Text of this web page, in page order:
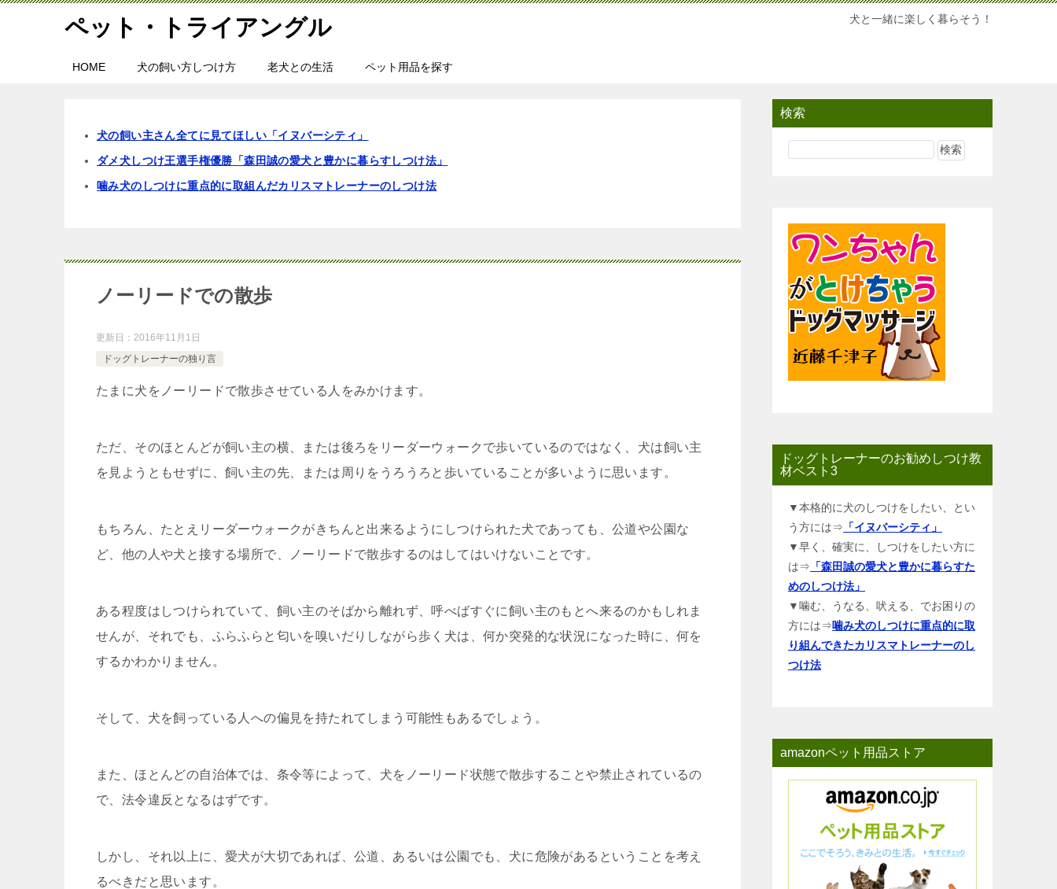
ペット・トライアングル 犬と一緒に楽しく暮らそう！
HOME 犬の飼い方しつけ方 老犬との生活 ペット用品を探す
犬の飼い主さん全てに見てほしい「イヌバーシティ」
ダメ犬しつけ王選手権優勝「森田誠の愛犬と豊かに暮らすしつけ法」
噛み犬のしつけに重点的に取組んだカリスマトレーナーのしつけ法
ノーリードでの散歩
更新日： 2016年11月1日
ドッグトレーナーの独り言
たまに犬をノーリードで散歩させている人をみかけます。
ただ、そのほとんどが飼い主の横、または後ろをリーダーウォークで歩いているのではなく、犬は飼い主
を見ようともせずに、飼い主の先、または周りをうろうろと歩いていることが多いように思います。
もちろん、たとえリーダーウォークがきちんと出来るようにしつけられた犬であっても、公道や公園な
ど、他の人や犬と接する場所で、ノーリードで散歩するのはしてはいけないことです。
ある程度はしつけられていて、飼い主のそばから離れず、呼べばすぐに飼い主のもとへ来るのかもしれま
せんが、それでも、ふらふらと匂いを嗅いだりしながら歩く犬は、何か突発的な状況になった時に、何を
するかわかりません。
そして、犬を飼っている人への偏見を持たれてしまう可能性もあるでしょう。
また、ほとんどの自治体では、条令等によって、犬をノーリード状態で散歩することや禁止されているの
で、法令違反となるはずです。
しかし、それ以上に、愛犬が大切であれば、公道、あるいは公園でも、犬に危険があるということを考え
るべきだと思います。
検索
ドッグトレーナーのお勧めしつけ教
材ベスト3
▼本格的に犬のしつけをしたい、とい
う方には⇒ 「イヌバーシティ」
▼早く、確実に、しつけをしたい方に
は⇒ 「森田誠の愛犬と豊かに暮らすた
めのしつけ法」
▼噛む、うなる、吠える、でお困りの
方には⇒噛み犬のしつけに重点的に取
り組んできたカリスマトレーナーのし
つけ法
amazonペット用品ストア